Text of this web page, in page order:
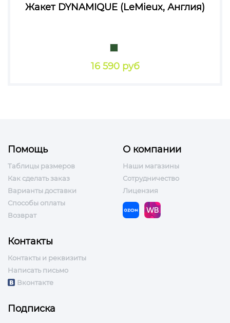
Жакет DYNAMIQUE (LeMieux, Англия)
16 590 руб
Помощь
Таблицы размеров
Как сделать заказ
Варианты доставки
Способы оплаты
Возврат
О компании
Наши магазины
Сотрудничество
Лицензия
Контакты
Контакты и реквизиты
Написать письмо
Вконтакте
Подписка